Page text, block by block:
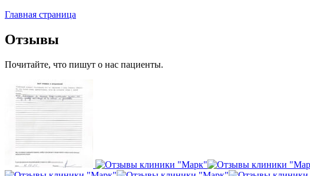
Главная страница
Отзывы
Почитайте, что пишут о нас пациенты.